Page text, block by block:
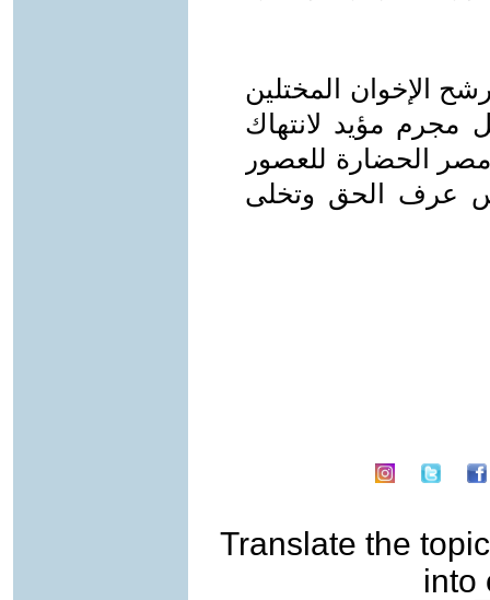
الإخوان المختلين
مجرم مؤيد لانتهاك
الحضارة للعصور
عرف الحق وتخلى
Translate the topic
into